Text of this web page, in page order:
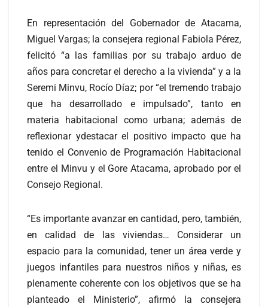
En representación del Gobernador de Atacama,
Miguel Vargas; la consejera regional Fabiola Pérez,
felicitó “a las familias por su trabajo arduo de
años para concretar el derecho a la vivienda” y a la
Seremi Minvu, Rocío Díaz; por “el tremendo trabajo
que ha desarrollado e impulsado”, tanto en
materia habitacional como urbana; además de
reflexionar ydestacar el positivo impacto que ha
tenido el Convenio de Programación Habitacional
entre el Minvu y el Gore Atacama, aprobado por el
Consejo Regional.
“Es importante avanzar en cantidad, pero, también,
en calidad de las viviendas… Considerar un
espacio para la comunidad, tener un área verde y
juegos infantiles para nuestros niños y niñas, es
plenamente coherente con los objetivos que se ha
planteado el Ministerio”, afirmó la consejera